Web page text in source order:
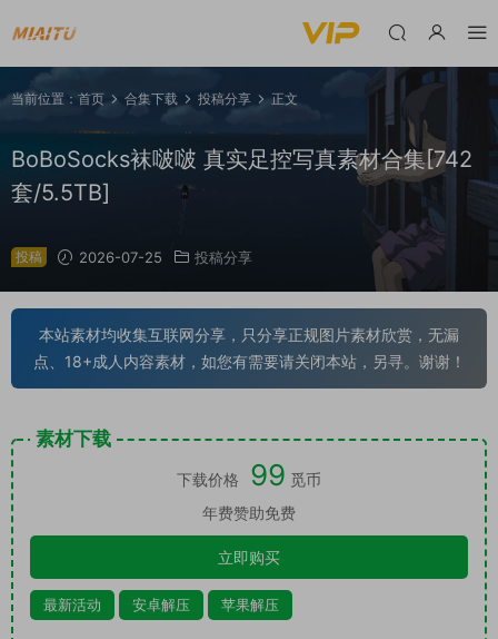
当前位置： 首页 合集下载 投稿分享 正文
BoBoSocks袜啵啵 真实足控写真素材合集[742
套/5.5TB]
投稿 2026-07-25 投稿分享
本站素材均收集互联网分享，只分享正规图片素材欣赏，无漏
点、18+成人内容素材，如您有需要请关闭本站，另寻。谢谢！
素材下载
下载价格 99 觅币
年费赞助免费
立即购买
最新活动 安卓解压 苹果解压